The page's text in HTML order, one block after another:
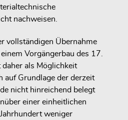
nachweisen.
vollständigen Übernahme
Vorgängerbau des 17.
als Möglichkeit
auf Grundlage der derzeit
nicht hinreichend belegt
einer einheitlichen
weniger